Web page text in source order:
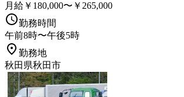
月給￥180,000〜￥265,000
勤務時間
午前8時〜午後5時
勤務地
秋田県秋田市